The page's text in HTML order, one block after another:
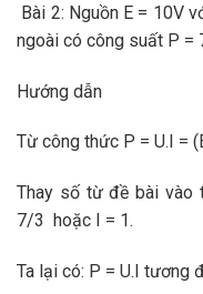
Bài 2: Nguồn E = 10V
ngoài có công suất P =
Hướng dẫn
Từ công thức P = U.I =
Thay số từ đề bài vào
7/3 hoặc I = 1.
Ta lại có: P = U.I tương